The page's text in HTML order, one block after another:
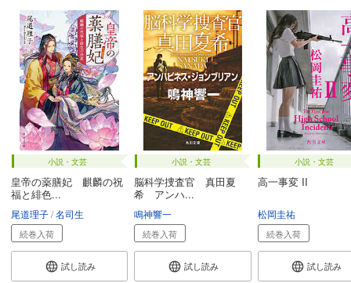
小説・文芸
皇帝の薬膳妃 麒麟の祝
福と緋色...
尾道理子 名司生
続巻入荷
試し読み
小説・文芸
脳科学捜査官 真田夏
希 アンハ...
鳴神響一
続巻入荷
試し読み
小説・文芸
高一事変 II
松岡圭祐
続巻入荷
試し読み